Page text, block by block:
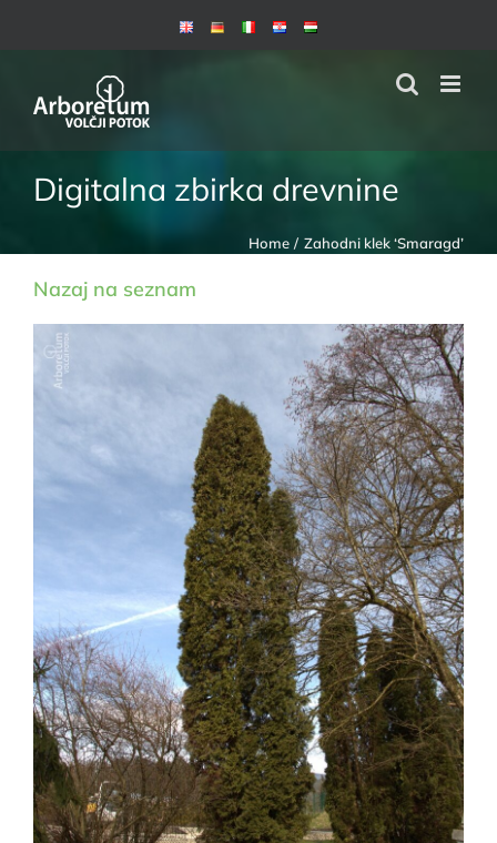
Digitalna zbirka drevnine
Home Zahodni klek ‘Smaragd’
Nazaj na seznam